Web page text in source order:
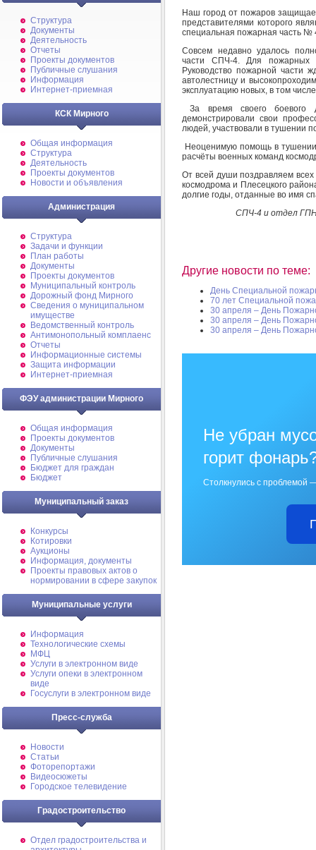
Структура
Документы
Деятельность
Отчеты
Проекты документов
Публичные слушания
Информация
Интернет-приемная
КСК Мирного
Общая информация
Структура
Деятельность
Проекты документов
Новости и объявления
Администрация
Структура
Задачи и функции
План работы
Документы
Проекты документов
Муниципальный контроль
Дорожный фонд Мирного
Cведения о муниципальном
имуществе
Ведомственный контроль
Антимонопольный комплаенс
Отчеты
Информационные системы
Защита информации
Интернет-приемная
ФЭУ администрации Мирного
Общая информация
Проекты документов
Документы
Публичные слушания
Бюджет для граждан
Бюджет
Муниципальный заказ
Конкурсы
Котировки
Аукционы
Информация, документы
Проекты правовых актов о
нормировании в сфере закупок
Муниципальные услуги
Информация
Технологические схемы
МФЦ
Услуги в электронном виде
Услуги опеки в электронном
виде
Госуслуги в электронном виде
Пресс-служба
Новости
Статьи
Фоторепортажи
Видеосюжеты
Городское телевидение
Градостроительство
Отдел градостроительства и
Наш город от пожаров
представителями которого
специальная пожарная часть №
Совсем недавно удалось
части СПЧ-4. Для пожарных
Руководство пожарной части
автолестницу и
эксплуатацию новых, в том
За время своего
демонстрировали свои
людей, участвовали в тушении
Неоценимую помощь в
расчёты военных команд
От всей души поздравляем
космодрома и Плесецкого
долгие годы, отданные во имя
СПЧ-4 и отдел
Другие новости по теме:
День Специальной
70 лет Специальной
30 апреля – День
30 апреля – День
30 апреля – День
Не убран
горит
Столкнулись с проблемой